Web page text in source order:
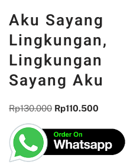
Aku Sayang
Lingkungan,
Lingkungan
Sayang Aku
Rp130.000 Rp110.500